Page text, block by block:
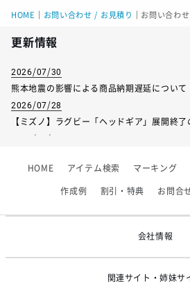
HOME お問い合わせ / お見積り お問い合わせ
更新情報
2026/07/30
熊本地震の影響による商品納期遅延について
2026/07/28
【ミズノ】ラグビー「ヘッドギア」展開終了
2026/06/09
【アシックス】一部商品「生地の在庫限り
HOME アイテム検索 マーキング
作成例 割引・特典 お問合
会社情報
関連サイト・姉妹サ